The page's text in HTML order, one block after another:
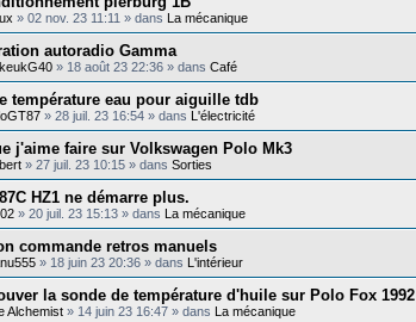
» 02 nov. 23 11:11 » dans La mécanique
autoradio Gamma
» 18 août 23 22:36 » dans Café
température eau pour aiguille tdb
» 28 juil. 23 16:54 » dans L'électricité
j'aime faire sur Volkswagen Polo Mk3
» 27 juil. 23 10:15 » dans Sorties
HZ1 ne démarre plus.
» 20 juil. 23 15:13 » dans La mécanique
commande retros manuels
» 18 juin 23 20:36 » dans L'intérieur
la sonde de température d'huile sur Polo Fox 1992
Alchemist » 14 juin 23 16:47 » dans La mécanique